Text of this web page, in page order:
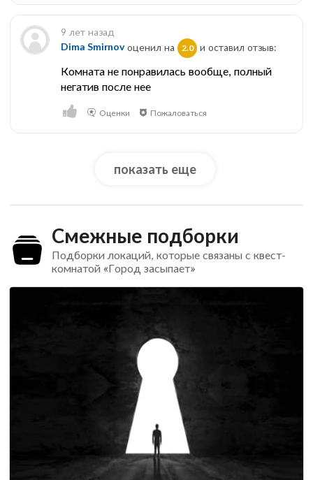
9 лет назад
Dima Smirnovоценил на 2.0 и оставил отзыв:
Комната не понравилась вообще, полный
негатив после нее
Оценки Пожаловаться
показать еще
Смежные подборки
Подборки локаций, которые связаны с квест-
комнатой «Город засыпает»